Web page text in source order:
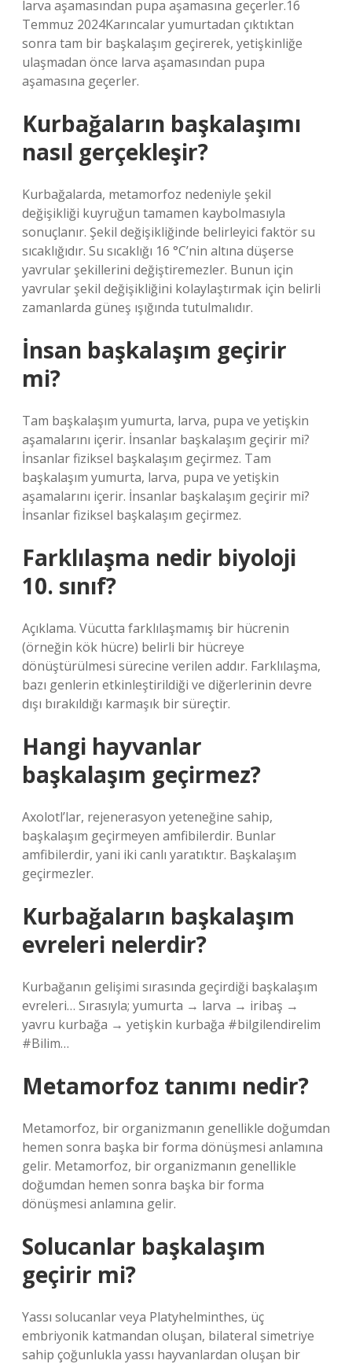
larva aşamasından pupa aşamasına geçerler.16
Temmuz 2024Karıncalar yumurtadan çıktıktan
sonra tam bir başkalaşım geçirerek, yetişkinliğe
ulaşmadan önce larva aşamasından pupa
aşamasına geçerler.
Kurbağaların başkalaşımı
nasıl gerçekleşir?
Kurbağalarda, metamorfoz nedeniyle şekil
değişikliği kuyruğun tamamen kaybolmasıyla
sonuçlanır. Şekil değişikliğinde belirleyici faktör su
sıcaklığıdır. Su sıcaklığı 16 °C’nin altına düşerse
yavrular şekillerini değiştiremezler. Bunun için
yavrular şekil değişikliğini kolaylaştırmak için belirli
zamanlarda güneş ışığında tutulmalıdır.
İnsan başkalaşım geçirir
mi?
Tam başkalaşım yumurta, larva, pupa ve yetişkin
aşamalarını içerir. İnsanlar başkalaşım geçirir mi?
İnsanlar fiziksel başkalaşım geçirmez. Tam
başkalaşım yumurta, larva, pupa ve yetişkin
aşamalarını içerir. İnsanlar başkalaşım geçirir mi?
İnsanlar fiziksel başkalaşım geçirmez.
Farklılaşma nedir biyoloji
10. sınıf?
Açıklama. Vücutta farklılaşmamış bir hücrenin
(örneğin kök hücre) belirli bir hücreye
dönüştürülmesi sürecine verilen addır. Farklılaşma,
bazı genlerin etkinleştirildiği ve diğerlerinin devre
dışı bırakıldığı karmaşık bir süreçtir.
Hangi hayvanlar
başkalaşım geçirmez?
Axolotl’lar, rejenerasyon yeteneğine sahip,
başkalaşım geçirmeyen amfibilerdir. Bunlar
amfibilerdir, yani iki canlı yaratıktır. Başkalaşım
geçirmezler.
Kurbağaların başkalaşım
evreleri nelerdir?
Kurbağanın gelişimi sırasında geçirdiği başkalaşım
evreleri… Sırasıyla; yumurta → larva → iribaş →
yavru kurbağa → yetişkin kurbağa #bilgilendirelim
#Bilim…
Metamorfoz tanımı nedir?
Metamorfoz, bir organizmanın genellikle doğumdan
hemen sonra başka bir forma dönüşmesi anlamına
gelir. Metamorfoz, bir organizmanın genellikle
doğumdan hemen sonra başka bir forma
dönüşmesi anlamına gelir.
Solucanlar başkalaşım
geçirir mi?
Yassı solucanlar veya Platyhelminthes, üç
embriyonik katmandan oluşan, bilateral simetriye
sahip çoğunlukla yassı hayvanlardan oluşan bir